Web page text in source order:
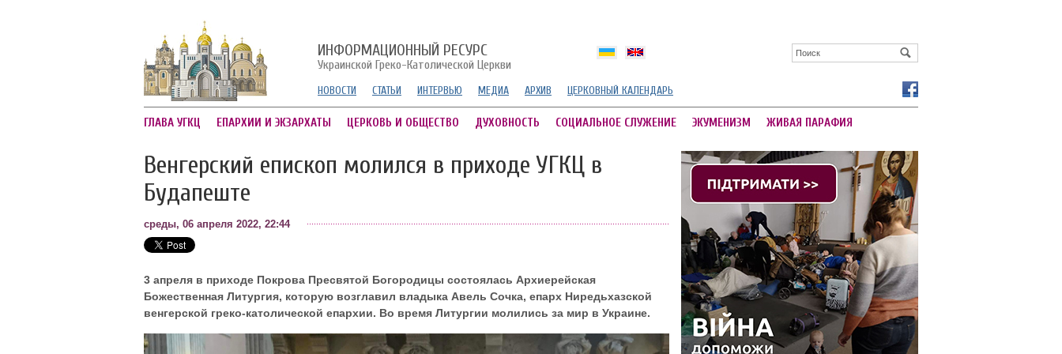
ИНФОРМАЦИОННЫЙ РЕСУРС
Украинской Греко-Католической Церкви
НОВОСТИ СТАТЬИ ИНТЕРВЬЮ МЕДИА АРХИВ ЦЕРКОВНЫЙ КАЛЕНДАРЬ
ГЛАВА УГКЦ ЕПАРХИИ И ЭКЗАРХАТЫ ЦЕРКОВЬ И ОБЩЕСТВО ДУХОВНОСТЬ СОЦИАЛЬНОЕ СЛУЖЕНИЕ ЭКУМЕНИЗМ ЖИВАЯ ПАРАФИЯ
Венгерский епископ молился в приходе УГКЦ в
Будапеште
среды, 06 апреля 2022, 22:44
3 апреля в приходе Покрова Пресвятой Богородицы состоялась Архиерейская
Божественная Литургия, которую возглавил владыка Авель Сочка, епарх Ниредьхазской
венгерской греко-католической епархии. Во время Литургии молились за мир в Украине.